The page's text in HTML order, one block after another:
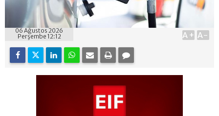
06 Ağustos 2026
Perşembe 12:12
A+ A-